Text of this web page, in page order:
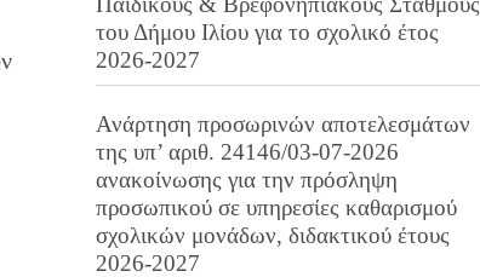
του Δήμου Ιλίου για το σχολικό έτος
2026-2027
Ανάρτηση προσωρινών αποτελεσμάτων
της υπ’ αριθ. 24146/03-07-2026
ανακοίνωσης για την πρόσληψη
προσωπικού σε υπηρεσίες καθαρισμού
σχολικών μονάδων, διδακτικού έτους
2026-2027